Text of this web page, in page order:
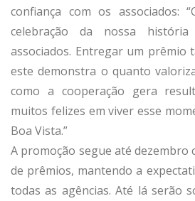
confiança com os associados:
celebração da nossa
associados. Entregar um prêmio
este demonstra o quanto
como a cooperação gera
muitos felizes em viver esse
Boa Vista.”
A promoção segue até dezembro
de prêmios, mantendo a
todas as agências. Até lá serão